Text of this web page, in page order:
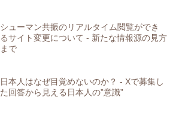
シューマン共振のリアルタイム閲覧ができ
るサイト変更について - 新たな情報源の見方
まで
日本人はなぜ目覚めないのか？ - Xで募集し
た回答から見える日本人の”意識”